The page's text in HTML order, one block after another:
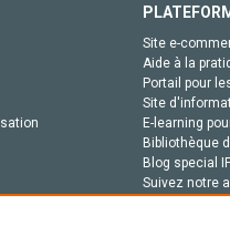
Site e-
Aide à la
Portail pour
Site
E-learning
Bibliothèque
Blog special
Suivez notre